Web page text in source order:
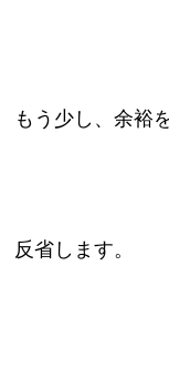
もう少し、余裕
反省します。